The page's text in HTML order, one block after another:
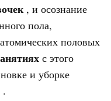
, и осознание
пола,
половых
с этого
и уборке
.